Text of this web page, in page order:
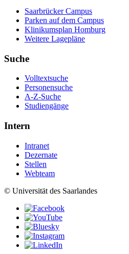
Saarbrücker Campus
Parken auf dem Campus
Klinikumsplan Homburg
Weitere Lagepläne
Suche
Volltextsuche
Personensuche
A-Z-Suche
Studiengänge
Intern
Intranet
Dezernate
Stellen
Webteam
© Universität des Saarlandes